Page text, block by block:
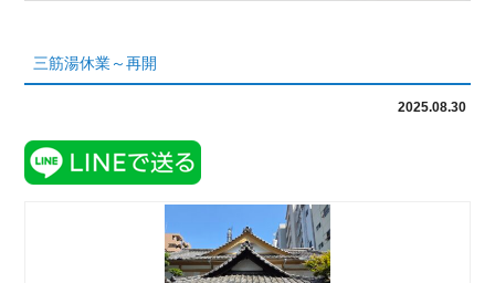
三筋湯休業～再開
2025.08.30